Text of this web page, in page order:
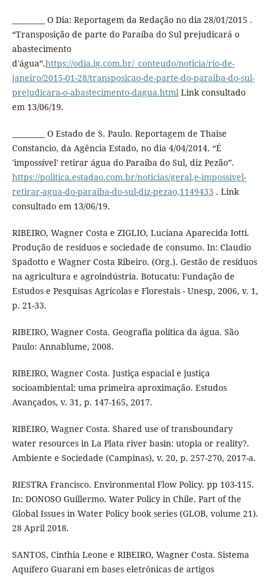
_________ O Dia: Reportagem da Redação no dia 28/01/2015 .
“Transposição de parte do Paraíba do Sul prejudicará o
abastecimento
d'água”.https://odia.ig.com.br/_conteudo/noticia/rio-de-
janeiro/2015-01-28/transposicao-de-parte-do-paraiba-do-sul-
prejudicara-o-abastecimento-dagua.htmlLink consultado
em 13/06/19.
_________ O Estado de S. Paulo. Reportagem de Thaise
Constancio, da Agência Estado, no dia 4/04/2014. “É
'impossível' retirar água do Paraíba do Sul, diz Pezão”.
https://politica.estadao.com.br/noticias/geral,e-impossivel-
retirar-agua-do-paraiba-do-sul-diz-pezao,1149433 . Link
consultado em 13/06/19.
RIBEIRO, Wagner Costa e ZIGLIO, Luciana Aparecida Iotti.
Produção de resíduos e sociedade de consumo. In: Claudio
Spadotto e Wagner Costa Ribeiro. (Org.). Gestão de resíduos
na agricultura e agroindústria. Botucatu: Fundação de
Estudos e Pesquisas Agrícolas e Florestais - Unesp, 2006, v. 1,
p. 21-33.
RIBEIRO, Wagner Costa. Geografia política da água. São
Paulo: Annablume, 2008.
RIBEIRO, Wagner Costa. Justiça espacial e justiça
socioambiental: uma primeira aproximação. Estudos
Avançados, v. 31, p. 147-165, 2017.
RIBEIRO, Wagner Costa. Shared use of transboundary
water resources in La Plata river basin: utopia or reality?.
Ambiente e Sociedade (Campinas), v. 20, p. 257-270, 2017-a.
RIESTRA Francisco. Environmental Flow Policy. pp 103-115.
In: DONOSO Guillermo. Water Policy in Chile. Part of the
Global Issues in Water Policy book series (GLOB, volume 21).
28 April 2018.
SANTOS, Cinthia Leone e RIBEIRO, Wagner Costa. Sistema
Aquífero Guarani em bases eletrônicas de artigos